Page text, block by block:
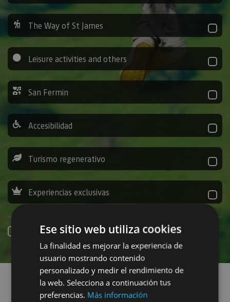
The Way of St James
Leisure activities and others
San Fermin
Accesibilidad
Turismo regenerativo
Experiencias exclusivas
Online booking
Find plans
Ese sitio web utiliza cookies
La finalidad es mejorar la experiencia de
usuario mostrando contenido
personalizado y medir el rendimiento de
la web. Selecciona a continuación tus
preferencias. Más información